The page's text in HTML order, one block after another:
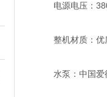
电源电压：
整机材质：优
水泵：中国爱